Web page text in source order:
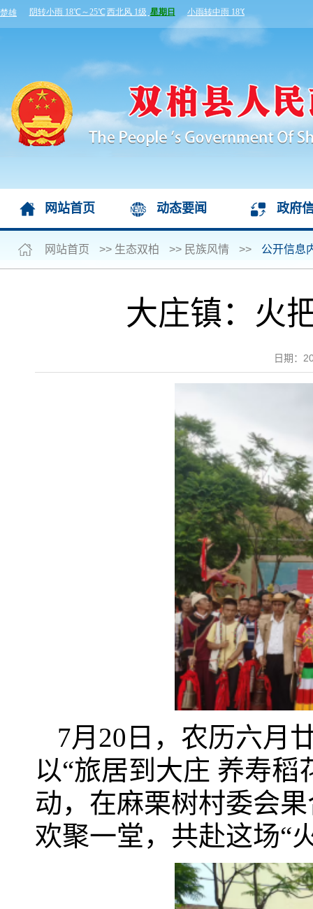
网站首页 动态要闻 政府
网站首页 >> 生态双柏 >> 民族风情 >> 公开信息
大庄镇：火
日期：
7月20日，农历六月
以“旅居到大庄 养寿稻
动，在麻栗树村委会
欢聚一堂，共赴这场“